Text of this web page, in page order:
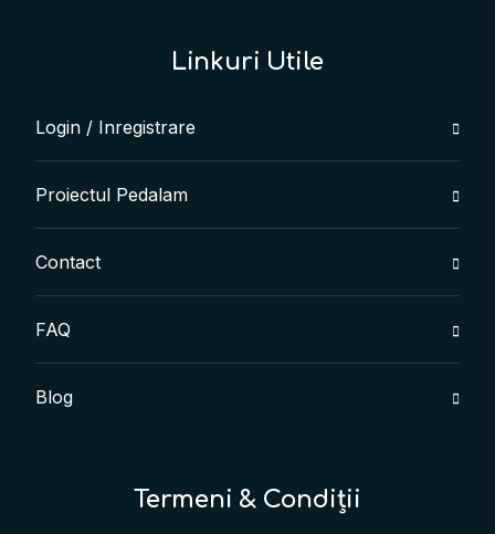
Linkuri Utile
Login / Inregistrare
Proiectul Pedalam
Contact
FAQ
Blog
Termeni & Condiții